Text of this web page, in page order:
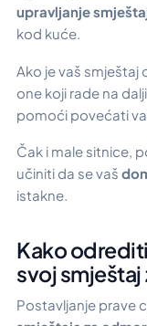
upravljanje
kod kuće.
Ako je vaš smještaj
one koji rade na
pomoći povećati
Čak i male sitnice,
učiniti da se vaš
istakne.
Kako
svoj smještaj
Postavljanje prave